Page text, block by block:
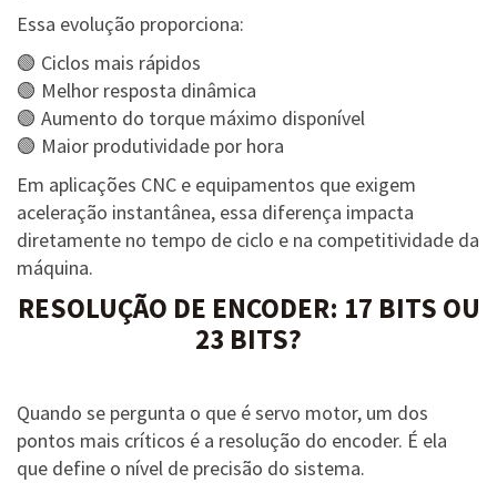
Essa evolução proporciona:
🟢 Ciclos mais rápidos
🟢 Melhor resposta dinâmica
🟢 Aumento do torque máximo disponível
🟢 Maior produtividade por hora
Em aplicações CNC e equipamentos que exigem
aceleração instantânea, essa diferença impacta
diretamente no tempo de ciclo e na competitividade da
máquina.
RESOLUÇÃO DE ENCODER: 17 BITS OU
23 BITS?
Quando se pergunta o que é servo motor, um dos
pontos mais críticos é a resolução do encoder. É ela
que define o nível de precisão do sistema.